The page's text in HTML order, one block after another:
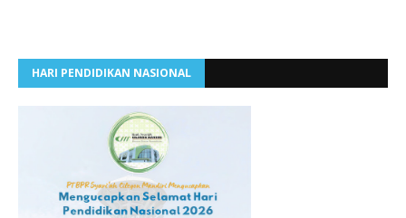
HARI PENDIDIKAN NASIONAL